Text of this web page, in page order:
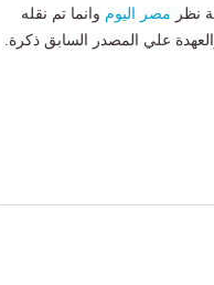
نظر مصر اليوم وانما تم نقله
علي المصدر السابق ذكرة.